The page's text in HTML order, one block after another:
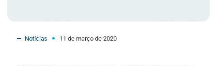
Notícias 11 de março de 2020